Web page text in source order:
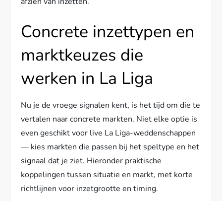
Concrete inzettypen en
marktkeuzes die
werken in La Liga
Nu je de vroege signalen kent, is het tijd om die te
vertalen naar concrete markten. Niet elke optie is
even geschikt voor live La Liga-weddenschappen
— kies markten die passen bij het speltype en het
signaal dat je ziet. Hieronder praktische
koppelingen tussen situatie en markt, met korte
richtlijnen voor inzetgrootte en timing.